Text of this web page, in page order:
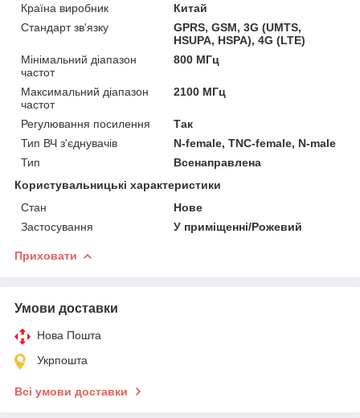
Країна виробник
Китай
Стандарт зв'язку
GPRS, GSM, 3G (UMTS,
HSUPA, HSPA), 4G (LTE)
Мінімальний діапазон
частот
800 МГц
Максимальний діапазон
частот
2100 МГц
Регулювання посилення
Так
Тип ВЧ з'єднувачів
N-female, TNC-female, N-male
Тип
Всенаправлена
Користувальницькі характеристики
Стан
Нове
Застосування
У приміщенні/Рожевий
Приховати
Умови доставки
Нова Пошта
Укрпошта
Всі умови доставки